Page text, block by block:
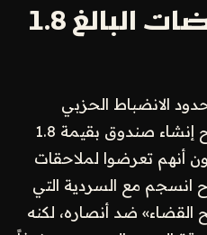
صندوق التعويضات البالغ 1.8
الانضباط الحزبي
الجمهوري تمثلت في مقترح إنشاء صندوق بقيمة 1.8
أنهم تعرضوا لملاحقات
انسجم مع السردية التي
ضد أنصاره، لكنه